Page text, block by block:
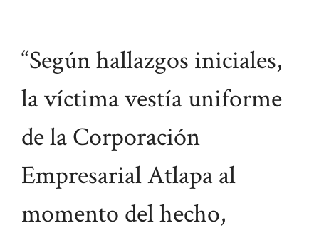
“Según hallazgos iniciales,
la víctima vestía uniforme
de la Corporación
Empresarial Atlapa al
momento del hecho,